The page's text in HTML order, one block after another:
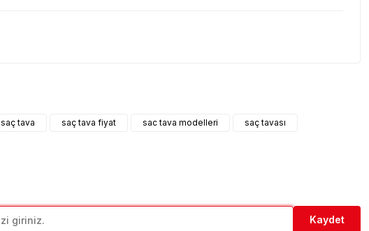
saç tava saç tava fiyat sac tava modelleri
saç tavası
Kaydet